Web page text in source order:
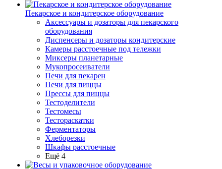
Пекарское и кондитерское оборудование
Аксессуары и дозаторы для пекарского
оборудования
Диспенсеры и дозаторы кондитерские
Камеры расстоечные под тележки
Миксеры планетарные
Мукопросеиватели
Печи для пекарен
Печи для пиццы
Прессы для пиццы
Тестоделители
Тестомесы
Тестораскатки
Ферментаторы
Хлеборезки
Шкафы расстоечные
Ещё 4